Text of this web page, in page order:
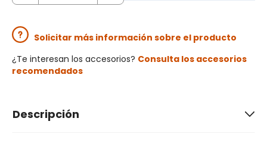
Solicitar más información sobre el producto
¿Te interesan los accesorios? Consulta los accesorios
recomendados
Descripción